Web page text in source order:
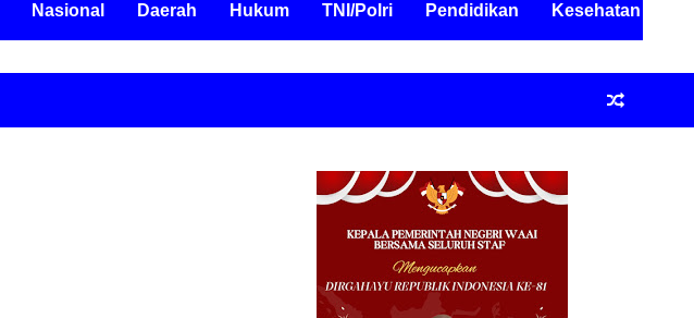
Nasional Daerah Hukum TNI/Polri Pendidikan Kesehatan